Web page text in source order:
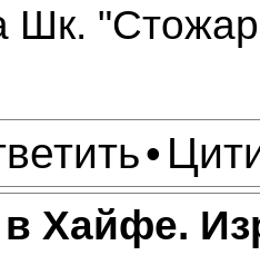
Шк.
•
Хайфе.